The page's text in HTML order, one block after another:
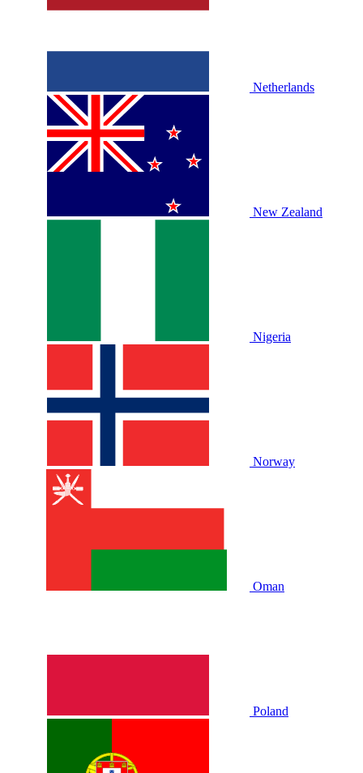
Netherlands
New Zealand
Nigeria
Norway
Oman
Poland